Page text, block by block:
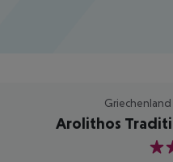
Arolithos
4